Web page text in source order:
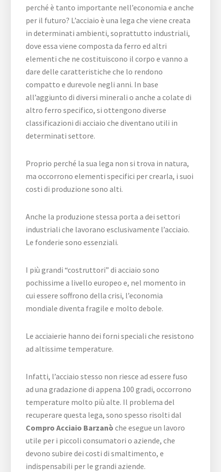
perché è tanto importante nell’economia e anche
per il futuro? L’acciaio è una lega che viene creata
in determinati ambienti, soprattutto industriali,
dove essa viene composta da ferro ed altri
elementi che ne costituiscono il corpo e vanno a
dare delle caratteristiche che lo rendono
compatto e durevole negli anni. In base
all’aggiunto di diversi minerali o anche a colate di
altro ferro specifico, si ottengono diverse
classificazioni di acciaio che diventano utili in
determinati settore.
Proprio perché la sua lega non si trova in natura,
ma occorrono elementi specifici per crearla, i suoi
costi di produzione sono alti.
Anche la produzione stessa porta a dei settori
industriali che lavorano esclusivamente l’acciaio.
Le fonderie sono essenziali.
I più grandi “costruttori” di acciaio sono
pochissime a livello europeo e, nel momento in
cui essere soffrono della crisi, l’economia
mondiale diventa fragile e molto debole.
Le acciaierie hanno dei forni speciali che resistono
ad altissime temperature.
Infatti, l’acciaio stesso non riesce ad essere fuso
ad una gradazione di appena 100 gradi, occorrono
temperature molto più alte. Il problema del
recuperare questa lega, sono spesso risolti dal
Compro Acciaio Barzanò che esegue un lavoro
utile per i piccoli consumatori o aziende, che
devono subire dei costi di smaltimento, e
indispensabili per le grandi aziende.